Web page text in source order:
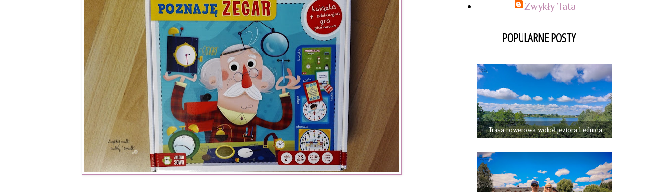
Zwykły Tata
POPULARNE POSTY
Trasa rowerowa wokół jeziora Lednica